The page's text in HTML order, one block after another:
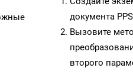
документа PPS
Вызовите
второго